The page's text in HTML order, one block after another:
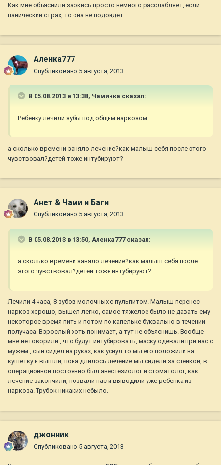
Как мне объяснили заокись просто немного расслабляет, если
панический страх, то она не подойдет.
Аленка777
Опубликовано 5 августа, 2013
В 05.08.2013 в 13:38, Чаминка сказал:
Ребенку лечили зубы под общим наркозом
а сколько времени заняло лечение?как малыш себя после этого
чувствовал?детей тоже интубируют?
Анет & Чами и Баги
Опубликовано 5 августа, 2013
В 05.08.2013 в 13:50, Аленка777 сказал:
а сколько времени заняло лечение?как малыш себя после
этого чувствовал?детей тоже интубируют?
Лечили 4 часа, 8 зубов молочных с пульпитом. Малыш перенес
наркоз хорошо, вышел легко, самое тяжелое было не давать ему
некоторое время пить и потом по капельке буквально в течении
получаса. Взрослый хоть понимает, а тут не объяснишь. Вообще
мне не говорили , что будут интубировать, маску одевали при нас с
мужем , сын сидел на руках, как уснул то мы его положили на
кушетку и вышли, пока длилось лечение мы сидели за стенкой, в
операционной постоянно был анестезиолог и стоматолог, как
лечение закончили, позвали нас и выводили уже ребенка из
наркоза. Трубок никаких небыло.
джонник
Опубликовано 5 августа, 2013